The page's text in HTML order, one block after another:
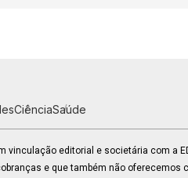
CiênciaSaúde
editorial e societária com a
e que também não